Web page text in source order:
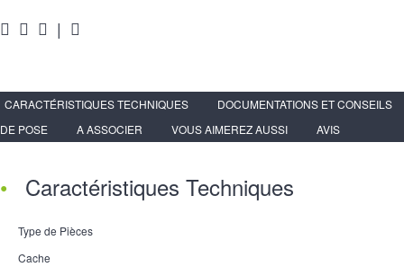
Pièces
Reseller program - LIVOLO France Official Website
|
CARACTÉRISTIQUES TECHNIQUES
DOCUMENTATIONS ET CONSEILS
DE POSE
A ASSOCIER VOUS AIMEREZ AUSSI AVIS
Caractéristiques Techniques
Type de Pièces
Cache